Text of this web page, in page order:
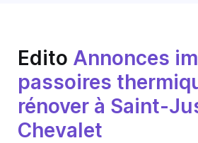
Edito Annonces
passoires
rénover à Saint-
Chevalet